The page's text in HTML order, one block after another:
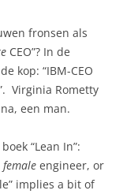
fronsen als
CEO”? In de
kop: “IBM-CEO
Virginia Rometty
een man.
“Lean In”:
female engineer, or
implies a bit of